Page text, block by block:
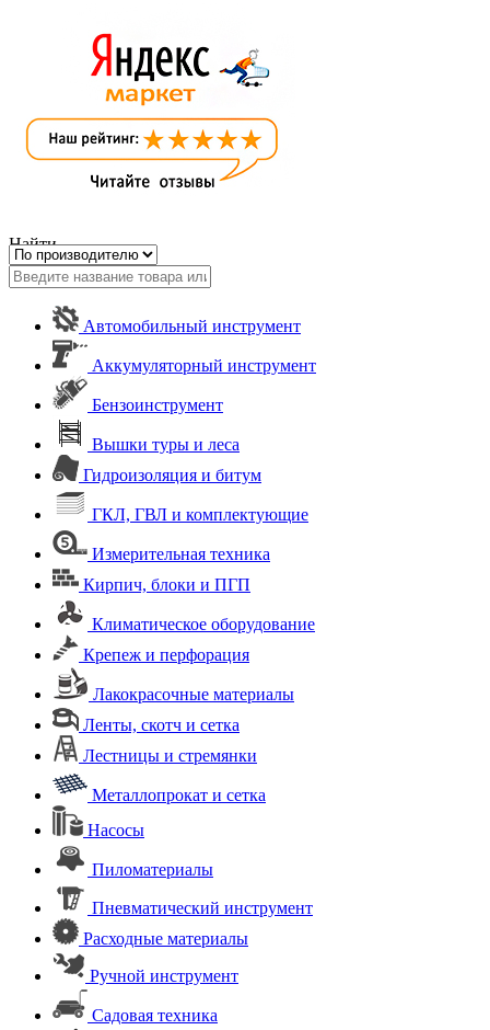
Найти
Автомобильный инструмент
Аккумуляторный инструмент
Бензоинструмент
Вышки туры и леса
Гидроизоляция и битум
ГКЛ, ГВЛ и комплектующие
Измерительная техника
Кирпич, блоки и ПГП
Климатическое оборудование
Крепеж и перфорация
Лакокрасочные материалы
Ленты, скотч и сетка
Лестницы и стремянки
Металлопрокат и сетка
Насосы
Пиломатериалы
Пневматический инструмент
Расходные материалы
Ручной инструмент
Садовая техника